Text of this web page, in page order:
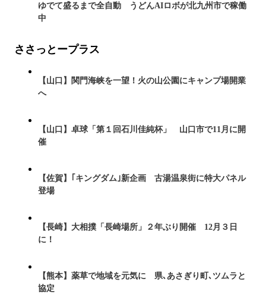
ゆでて盛るまで全自動 うどんAIロボが北九州市で稼働
中
ささっとープラス
【山口】関門海峡を一望！火の山公園にキャンプ場開業
へ
【山口】卓球「第１回石川佳純杯」 山口市で11月に開
催
【佐賀】｢キングダム｣新企画 古湯温泉街に特大パネル
登場
【長崎】大相撲「長崎場所」２年ぶり開催 12月３日
に！
【熊本】薬草で地域を元気に 県､あさぎり町､ツムラと
協定